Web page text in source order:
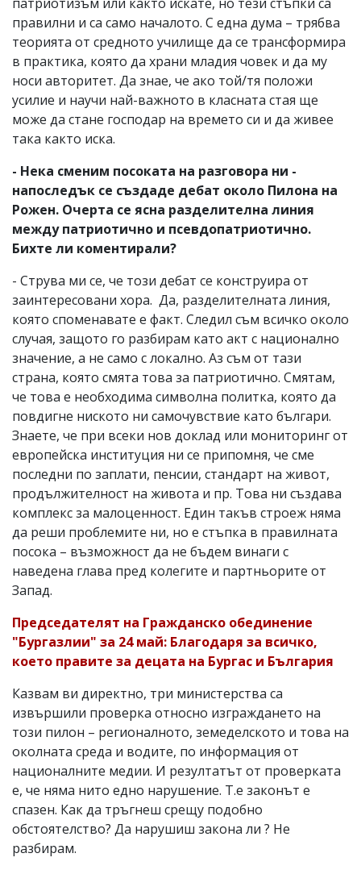
правилни и са само началото. С една дума – трябва
теорията от средното училище да се трансформира
в практика, която да храни младия човек и да му
носи авторитет. Да знае, че ако той/тя положи
усилие и научи най-важното в класната стая ще
може да стане господар на времето си и да живее
така както иска.
- Нека сменим посоката на разговора ни -
напоследък се създаде дебат около Пилона на
Рожен. Очерта се ясна разделителна линия
между патриотично и псевдопатриотично.
Бихте ли коментирали?
- Струва ми се, че този дебат се конструира от
заинтересовани хора. Да, разделителната линия,
която споменавате е факт. Следил съм всичко около
случая, защото го разбирам като акт с национално
значение, а не само с локално. Аз съм от тази
страна, която смята това за патриотично. Смятам,
че това е необходима символна политка, която да
повдигне ниското ни самочувствие като българи.
Знаете, че при всеки нов доклад или мониторинг от
европейска институция ни се припомня, че сме
последни по заплати, пенсии, стандарт на живот,
продължителност на живота и пр. Това ни създава
комплекс за малоценност. Един такъв строеж няма
да реши проблемите ни, но е стъпка в правилната
посока – възможност да не бъдем винаги с
наведена глава пред колегите и партньорите от
Запад.
Председателят на Гражданско обединение
"Бургазлии" за 24 май: Благодаря за всичко,
което правите за децата на Бургас и България
Казвам ви директно, три министерства са
извършили проверка относно изграждането на
този пилон – регионалното, земеделското и това на
околната среда и водите, по информация от
националните медии. И резултатът от проверката
е, че няма нито едно нарушение. Т.е законът е
спазен. Как да тръгнеш срещу подобно
обстоятелство? Да нарушиш закона ли ? Не
разбирам.